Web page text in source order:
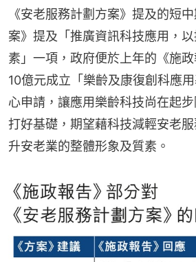
《安老服務計劃方案》提及的短
案》提及「推廣資訊科技應用，
素」一項，政府便於上年的《施
10億元成立「樂齡及康復創科應
心申請，讓應用樂齡科技尚在起
打好基礎，期望藉科技減輕安老
升安老業的整體形象及質素。